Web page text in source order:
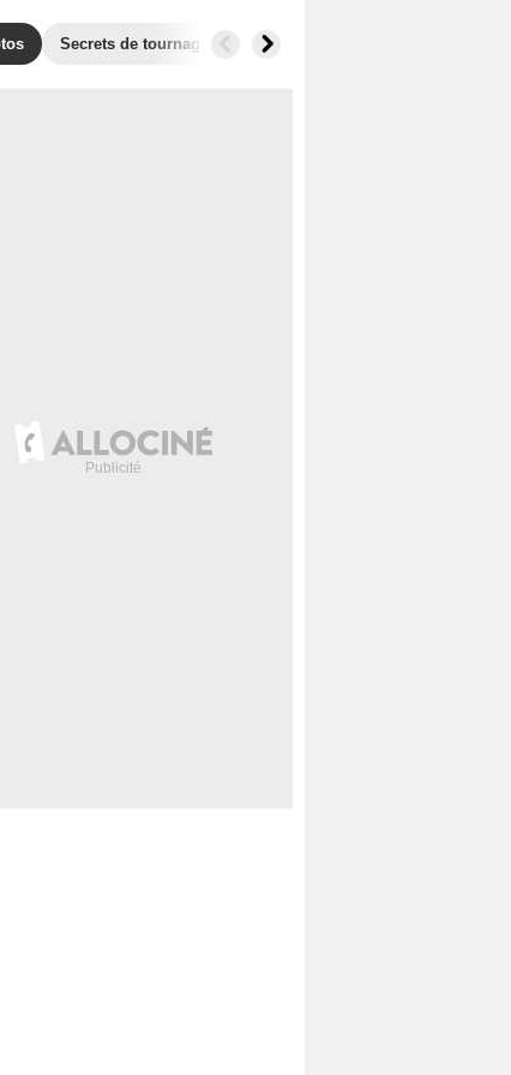
Secrets de tournage Récompenses